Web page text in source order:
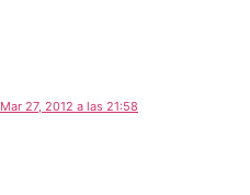
Mar 27, 2012 a las 21:58